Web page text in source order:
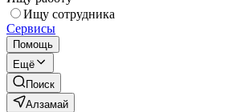
Ищу сотрудника
Сервисы
Помощь
Ещё
Поиск
Алзамай